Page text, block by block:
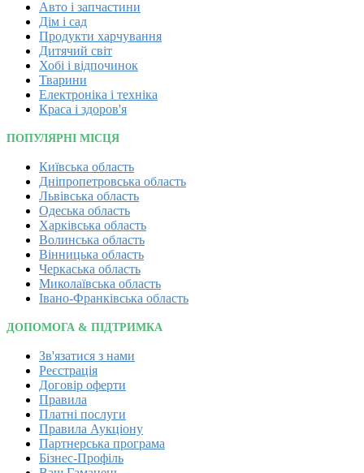
Авто і запчастини
Дім і сад
Продукти харчування
Дитячий світ
Хобі і відпочинок
Тварини
Електроніка і техніка
Краса і здоров'я
ПОПУЛЯРНІ МІСЦЯ
Київська область
Дніпропетровська область
Львівська область
Одеська область
Харківська область
Волинська область
Вінницька область
Черкаська область
Миколаївська область
Івано-Франківська область
ДОПОМОГА & ПІДТРИМКА
Зв'язатися з нами
Реєстрація
Договір оферти
Правила
Платні послуги
Правила Аукціону
Партнерська програма
Бізнес-Профіль